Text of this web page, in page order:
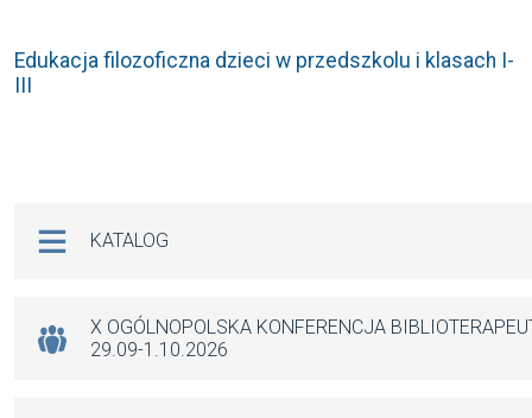
Edukacja filozoficzna dzieci w przedszkolu i klasach I-
III
KATALOG
X OGÓLNOPOLSKA KONFERENCJA
29.09-1.10.2026